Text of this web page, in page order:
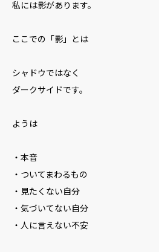
私には影があります。
ここでの「影」とは
シャドウではなく
ダークサイドです。
ようは
・本音
・ついてまわるもの
・見たくない自分
・気づいてない自分
・人に言えない不安